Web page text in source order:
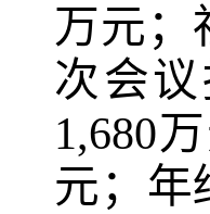
万元；
次会
1,680
元；年